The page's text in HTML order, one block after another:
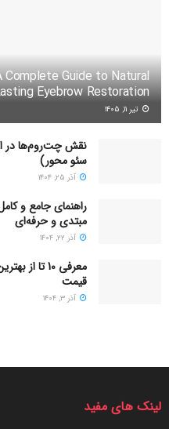
۵۸۵۸
Complete Guide to Natural
Eyebrow Restoration
تیر ۱۱, ۱۴۰۵
نقش چت‌روم‌ها در
سئو محور)
آذر ۲۵, ۱۴۰۴
راهنمای جامع و
مبتدی و حرفه‌ای
آذر ۲۲, ۱۴۰۴
معرفی 10 تا
قیمت
آذر ۳, ۱۴۰۴
لینک های مفید